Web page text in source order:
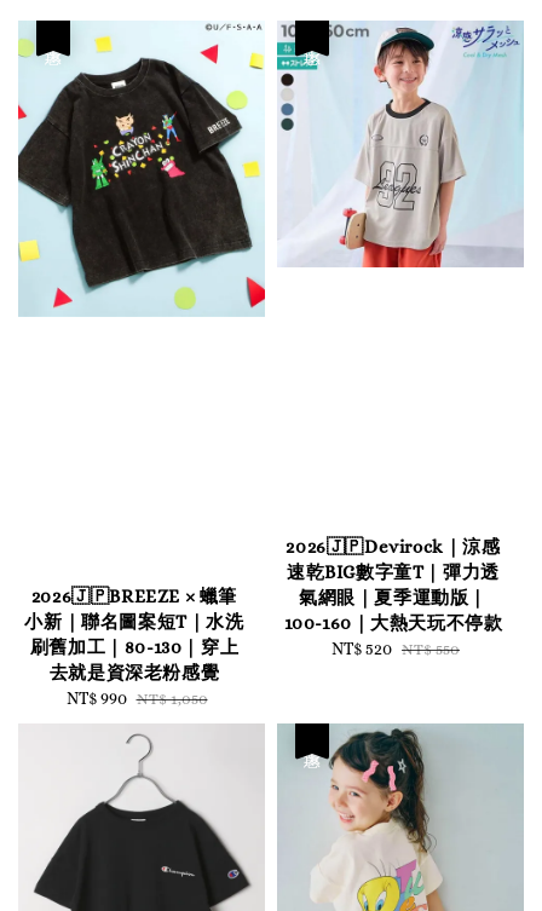
2026🇯🇵BREEZE × 蠟筆
小新｜聯名圖案短T｜水洗
刷舊加工｜80-130｜穿上
去就是資深老粉感覺
Sale
price
NT$ 990 Regular
price
NT$ 1,050
2026🇯🇵Devirock｜涼感
速乾BIG數字童T｜彈力透
氣網眼｜夏季運動版｜
100-160｜大熱天玩不停款
Sale
NT$ 520 Regular
NT$ 550